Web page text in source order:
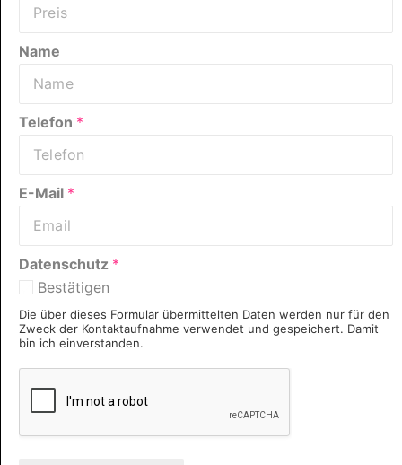
Name
Telefon *
E-Mail *
Datenschutz *
Bestätigen
Die über dieses Formular übermittelten Daten werden nur für den
Zweck der Kontaktaufnahme verwendet und gespeichert. Damit
bin ich einverstanden.